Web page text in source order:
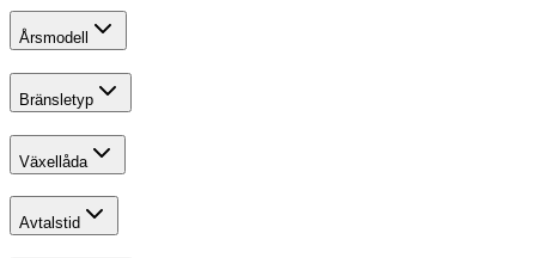
Årsmodell
Bränsletyp
Växellåda
Avtalstid